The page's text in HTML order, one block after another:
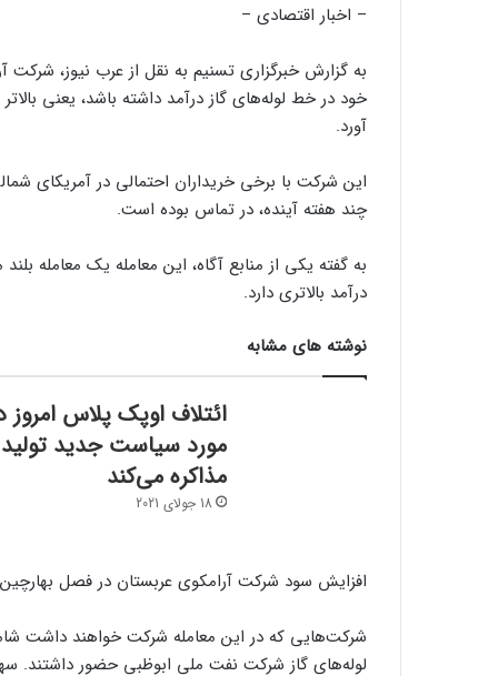
– اخبار اقتصادی –
آورد.
این شرکت با برخی خریداران احتمالی در آمریکای
چند هفته آینده، در تماس بوده است.
به گفته یکی از منابع آگاه، این معامله یک معامله
درآمد بالاتری دارد.
نوشته های مشابه
ائتلاف اوپک پلاس امروز
مورد سیاست جدید تولید
مذاکره می‌کند
18 جولای 2021
افزایش سود شرکت آرامکوی عربستان در فصل
شرکت‌هایی که در این معامله شرکت خواهند داشت